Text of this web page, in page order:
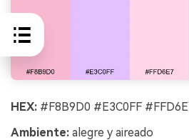
HEX: #F8B9D0 #E3C0FF
Ambiente: alegre y aireado